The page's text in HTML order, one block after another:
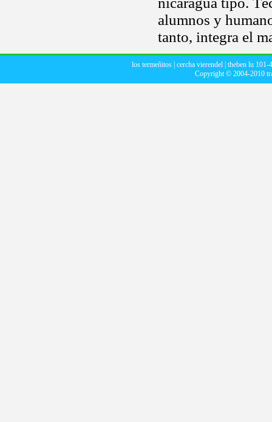
alumnos y
tanto, integra el
los termeñitos cercha vierendel theben lu 101-
Copyright © 2004-2010